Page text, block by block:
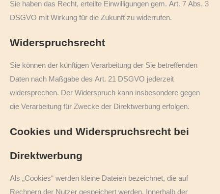
Sie haben das Recht, erteilte Einwilligungen gem. Art. 7 Abs. 3
DSGVO mit Wirkung für die Zukunft zu widerrufen.
Widerspruchsrecht
Sie können der künftigen Verarbeitung der Sie betreffenden
Daten nach Maßgabe des Art. 21 DSGVO jederzeit
widersprechen. Der Widerspruch kann insbesondere gegen
die Verarbeitung für Zwecke der Direktwerbung erfolgen.
Cookies und Widerspruchsrecht bei
Direktwerbung
Als „Cookies“ werden kleine Dateien bezeichnet, die auf
Rechnern der Nutzer gespeichert werden. Innerhalb der